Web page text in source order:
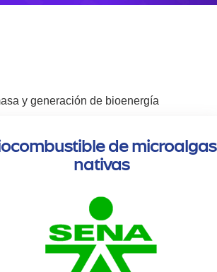
y generación de bioenergía
de microalgas
nativas